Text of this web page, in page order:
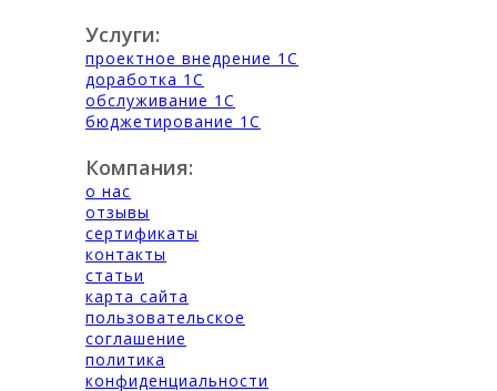
Услуги:
проектное внедрение 1С
доработка 1С
обслуживание 1С
бюджетирование 1С
Компания:
о нас
отзывы
сертификаты
контакты
статьи
карта сайта
пользовательское
соглашение
политика
конфиденциальности